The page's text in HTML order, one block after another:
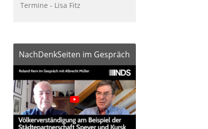
Termine - Lisa Fitz
NachDenkSeiten im Gespräch